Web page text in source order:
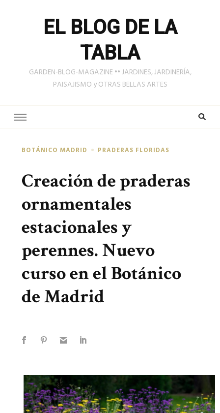
EL BLOG DE LA
TABLA
GARDEN-BLOG-MAGAZINE •• JARDINES, JARDINERÍA,
PAISAJISMO y OTRAS BELLAS ARTES
BOTÁNICO MADRID PRADERAS FLORIDAS
Creación de praderas
ornamentales
estacionales y
perennes. Nuevo
curso en el Botánico
de Madrid